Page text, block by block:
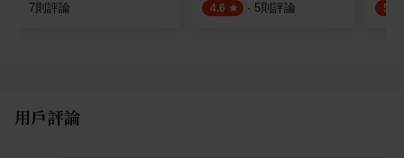
7則評論 4.6 · 5則評論 5.0
用戶評論